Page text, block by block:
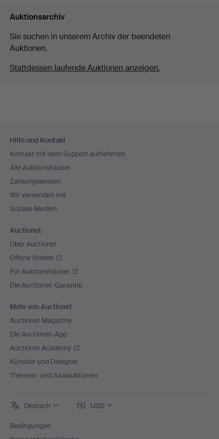
Auktionsarchiv
Sie suchen in unserem Archiv der beendeten
Auktionen.
Stattdessen laufende Auktionen anzeigen.
Navigation
Hilfe und Kontakt
Kontakt mit dem Support aufnehmen
Alle Auktionshäuser
Zahlungsweisen
Wir versenden mit
Soziale Medien
Auctionet
Über Auctionet
Offene Stellen
Für Auktionshäuser
Die Auctionet-Garantie
Mehr von Auctionet
Auctionet Magazine
Die Auctionet-App
Auctionet Academy
Künstler und Designer
Themen- und Saalauktionen
Deutsch USD
Bedingungen